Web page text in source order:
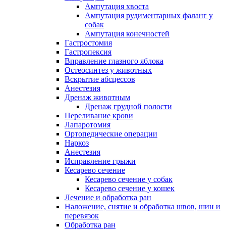
Ампутация хвоста
Ампутация рудиментарных фаланг у
собак
Ампутация конечностей
Гастростомия
Гастропексия
Вправление глазного яблока
Остеосинтез у животных
Вскрытие абсцессов
Анестезия
Дренаж животным
Дренаж грудной полости
Переливание крови
Лапаротомия
Ортопедические операции
Наркоз
Анестезия
Исправление грыжи
Кесарево сечение
Кесарево сечение у собак
Кесарево сечение у кошек
Лечение и обработка ран
Наложение, снятие и обработка швов, шин и
перевязок
Обработка ран